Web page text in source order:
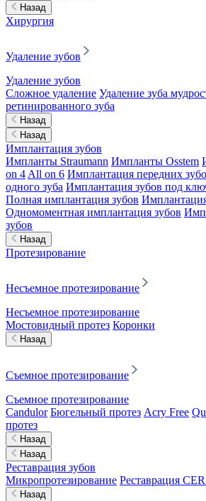
Назад
Хирургия
Удаление зубов
Удаление зубов
Сложное удаление Удаление зуба
ретинированного зуба
Назад
Назад
Имплантация зубов
Импланты Straumann Импланты Osstem
on 4 All on 6 Имплантация передних
одного зуба Имплантация зубов под
Полная имплантация зубов
Одномоментная имплантация зубов
зубов
Назад
Протезирование
Несъемное протезирование
Несъемное протезирование
Мостовидный протез Коронки
Назад
Съемное протезирование
Съемное протезирование
Candulor Бюгельный протез Acry Free
протез
Назад
Назад
Реставрация зубов
Микропротезирование Реставрация
Назад